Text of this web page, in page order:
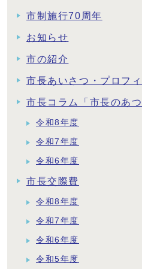
市制施行70周年
お知らせ
市の紹介
市長あいさつ・プロフ
市長コラム「市長のあつ
令和8年度
令和7年度
令和6年度
市長交際費
令和8年度
令和7年度
令和6年度
令和5年度